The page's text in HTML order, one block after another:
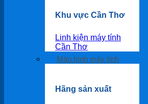
Khu vực Cần Thơ
Linh kiện máy tính
Cần Thơ
Màn hình máy tính
Hãng sản xuất